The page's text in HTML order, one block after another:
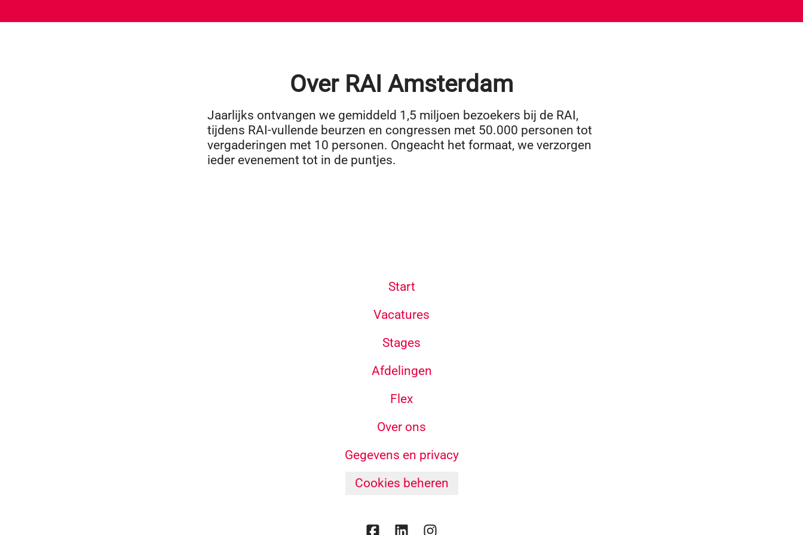
Over RAI Amsterdam
Jaarlijks ontvangen we gemiddeld 1,5 miljoen bezoekers bij de RAI,
tijdens RAI-vullende beurzen en congressen met 50.000 personen tot
vergaderingen met 10 personen. Ongeacht het formaat, we verzorgen
ieder evenement tot in de puntjes.
Start
Vacatures
Stages
Afdelingen
Flex
Over ons
Gegevens en privacy
Cookies beheren